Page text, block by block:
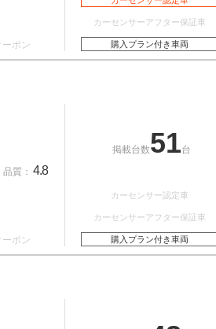
ーポン
カーセンサーアフター保証車
購入プラン付き車両
品質： 4.8
ーポン
掲載台数51台
カーセンサー認定車
カーセンサーアフター保証車
購入プラン付き車両